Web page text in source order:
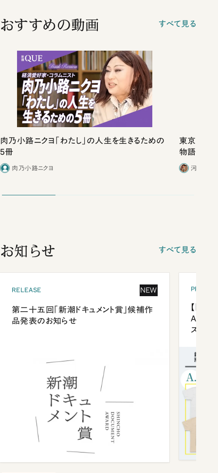
おすすめの動画 すべて見る
肉乃小路ニクヨ「わたし」の人生を生きるための
5冊
肉乃小路ニクヨ
東京は都
物語」に
河野有
お知らせ すべて見る
RELEASE NEW
第二十五回「新潮ドキュメント賞」候補作
品発表のお知らせ
【「新
ズプレ